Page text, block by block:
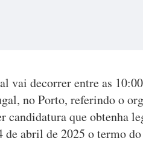
vai decorrer entre as
no Porto, referindo o
candidatura que obtenha
abril de 2025 o termo